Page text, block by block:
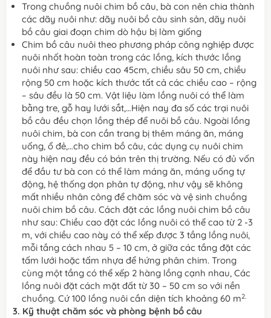
Trong chuồng nuôi chim bồ câu, bà con nên chia thành
các dãy nuôi như: dãy nuôi bồ câu sinh sản, dãy nuôi
bồ câu giai đoạn chim dò hậu bị làm giống
Chim bồ câu nuôi theo phương pháp công nghiệp được
nuôi nhốt hoàn toàn trong các lồng, kích thước lồng
nuôi như sau: chiều cao 45cm, chiều sâu 50 cm, chiều
rộng 50 cm hoặc kích thước tất cả các chiều cao – rộng
– sâu đều là 50 cm. Vật liệu làm lồng nuôi có thể làm
bằng tre, gỗ hay lưới sắt,…Hiện nay đa số các trại nuôi
bồ câu đều chọn lồng thép để nuôi bồ câu. Ngoài lồng
nuôi chim, bà con cần trang bị thêm máng ăn, máng
uống, ổ đẻ,…cho chim bồ câu, các dụng cụ nuôi chim
này hiện nay đều có bán trên thị trường. Nếu có đủ vốn
để đầu tư bà con có thể làm máng ăn, máng uống tự
động, hệ thống dọn phân tự động, như vậy sẽ không
mất nhiều nhân công để chăm sóc và vệ sinh chuồng
nuôi chim bồ câu. Cách đặt các lồng nuôi chim bồ câu
như sau: Chiều cao đặt các lồng nuôi có thể cao từ 2 -3
m, với chiều cao này có thể xếp được 3 tầng lồng nuôi,
mỗi tầng cách nhau 5 – 10 cm, ở giữa các tầng đặt các
tấm lưới hoặc tấm nhựa để hứng phân chim. Trong
cùng một tầng có thể xếp 2 hàng lồng cạnh nhau, Các
lồng nuôi đặt cách mặt đất từ 30 – 50 cm so với nền
chuồng. Cứ 100 lồng nuôi cần diện tích khoảng 60 m2.
3. Kỹ thuật chăm sóc và phòng bệnh bồ câu